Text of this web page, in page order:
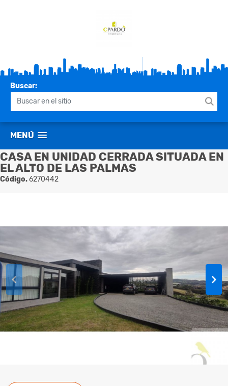
Buscar:
MENÚ
CASA EN UNIDAD CERRADA SITUADA EN
EL ALTO DE LAS PALMAS
Código.6270442